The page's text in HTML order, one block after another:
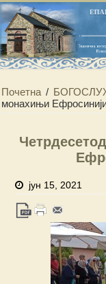
Почетна /
монахињи
јун 15, 2021